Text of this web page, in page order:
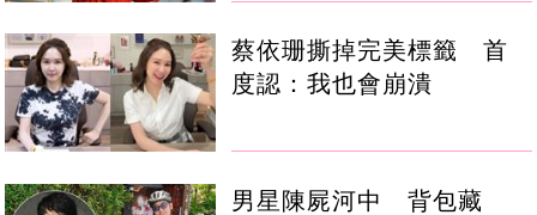
蔡依珊撕掉完美標籤 首
度認：我也會崩潰
男星陳屍河中 背包藏